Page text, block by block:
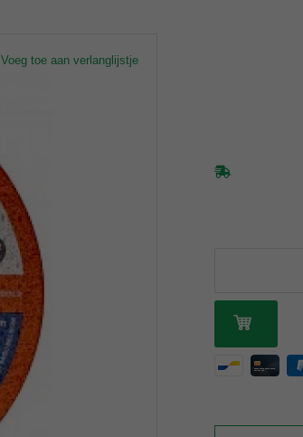
Voeg toe aan verlanglijstje